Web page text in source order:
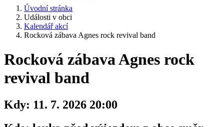
Úvodní stránka
Události v obci
Kalendář akcí
Rocková zábava Agnes rock revival band
Rocková zábava Agnes rock
revival band
Kdy: 11. 7. 2026 20:00